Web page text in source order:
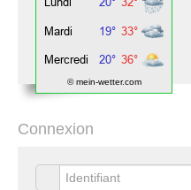
© mein-wetter.com
Connexion